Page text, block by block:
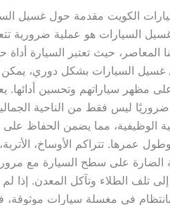
الكويت مقدمة حول غسيل
السيارات هو عملية ضرورية
المعاصر، حيث تعتبر السيارة أداة
السيارات بشكل دوري، يمكن
مظهر سياراتهم وتحسين أدائها.
ليس فقط من الناحية
الوظيفية، مما يضمن الحفاظ
عمرها. تتراكم الأوساخ،
الضارة على سطح السيارة مع
تلف الطلاء وتآكل المعدن. إذا
بانتظام في مغسلة سيارات موثوقة،